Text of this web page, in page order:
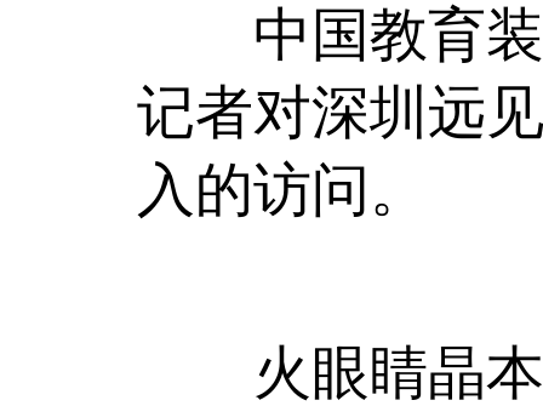
中国教育装
记者对深圳远
入的访问。
火眼睛晶本